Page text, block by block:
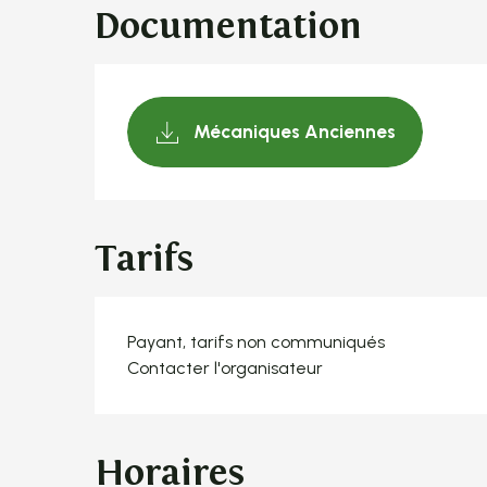
Documentation
Mécaniques Anciennes
Tarifs
Payant, tarifs non communiqués
Contacter l'organisateur
Horaires